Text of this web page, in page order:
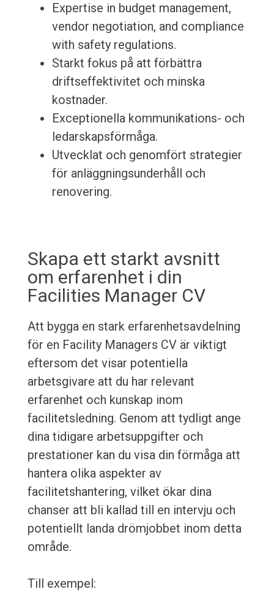
Expertise in budget management,
vendor negotiation, and compliance
with safety regulations.
Starkt fokus på att förbättra
driftseffektivitet och minska
kostnader.
Exceptionella kommunikations- och
ledarskapsförmåga.
Utvecklat och genomfört strategier
för anläggningsunderhåll och
renovering.
Skapa ett starkt avsnitt
om erfarenhet i din
Facilities Manager CV
Att bygga en stark erfarenhetsavdelning
för en Facility Managers CV är viktigt
eftersom det visar potentiella
arbetsgivare att du har relevant
erfarenhet och kunskap inom
facilitetsledning. Genom att tydligt ange
dina tidigare arbetsuppgifter och
prestationer kan du visa din förmåga att
hantera olika aspekter av
facilitetshantering, vilket ökar dina
chanser att bli kallad till en intervju och
potentiellt landa drömjobbet inom detta
område.
Till exempel: